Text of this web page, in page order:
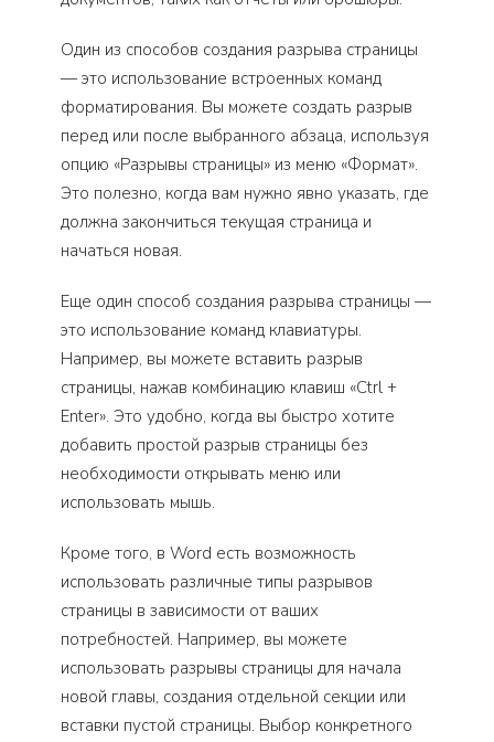
Один из способов создания разрыва страницы
— это использование встроенных команд
форматирования. Вы можете создать разрыв
перед или после выбранного абзаца, используя
опцию «Разрывы страницы» из меню «Формат».
Это полезно, когда вам нужно явно указать, где
должна закончиться текущая страница и
начаться новая.
Еще один способ создания разрыва страницы —
это использование команд клавиатуры.
Например, вы можете вставить разрыв
страницы, нажав комбинацию клавиш «Ctrl +
Enter». Это удобно, когда вы быстро хотите
добавить простой разрыв страницы без
необходимости открывать меню или
использовать мышь.
Кроме того, в Word есть возможность
использовать различные типы разрывов
страницы в зависимости от ваших
потребностей. Например, вы можете
использовать разрывы страницы для начала
новой главы, создания отдельной секции или
вставки пустой страницы. Выбор конкретного